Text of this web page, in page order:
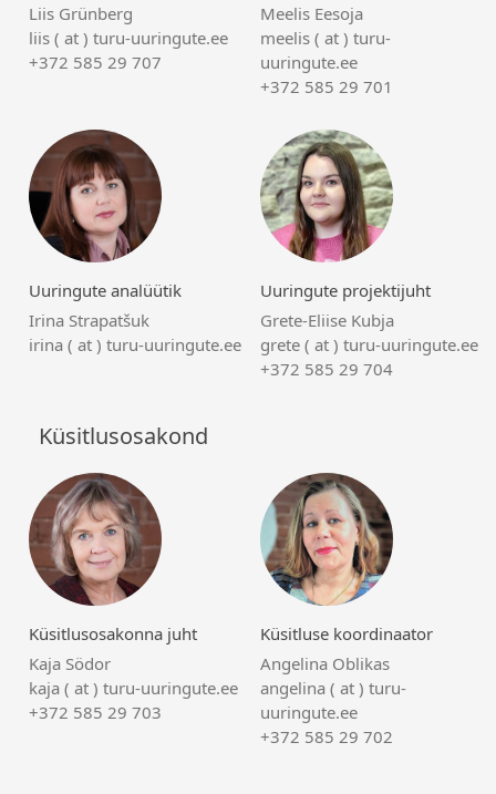
Liis Grünberg
liis ( at ) turu-uuringute.ee
+372 585 29 707
Meelis Eesoja
meelis ( at ) turu-
uuringute.ee
+372 585 29 701
Uuringute analüütik
Irina Strapatšuk
irina ( at ) turu-uuringute.ee
Uuringute projektijuht
Grete-Eliise Kubja
grete ( at ) turu-uuringute.ee
+372 585 29 704
Küsitlusosakond
Küsitlusosakonna juht
Kaja Södor
kaja ( at ) turu-uuringute.ee
+372 585 29 703
Küsitluse koordinaator
Angelina Oblikas
angelina ( at ) turu-
uuringute.ee
+372 585 29 702